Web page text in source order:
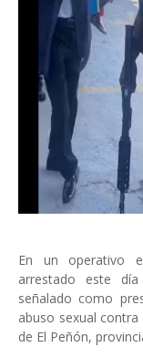
En un operativo
arrestado este
señalado como
abuso sexual
de El Peñón,